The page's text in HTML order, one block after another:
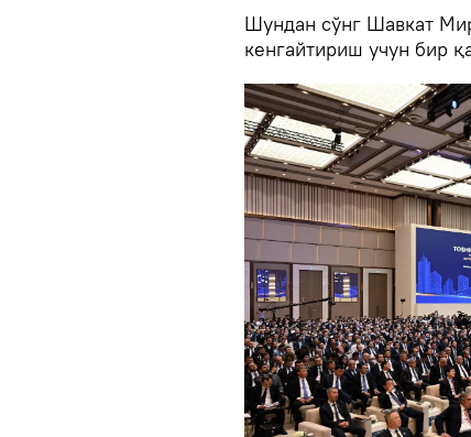
Шундан сўнг Шавкат
кенгайтириш учун бир